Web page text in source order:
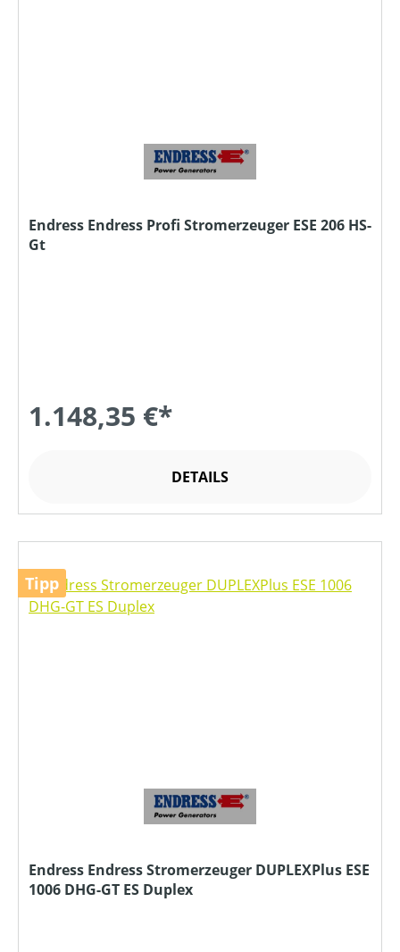
Endress Endress Profi Stromerzeuger ESE 206 HS-
Gt
1.148,35 €*
DETAILS
Tipp
Endress Endress Stromerzeuger DUPLEXPlus ESE
1006 DHG-GT ES Duplex